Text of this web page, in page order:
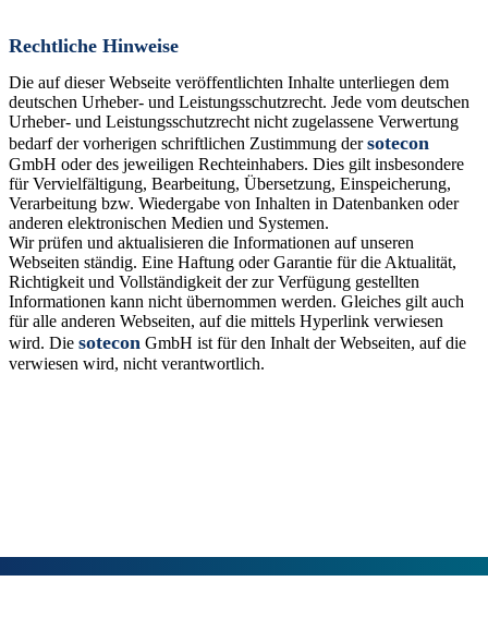
Rechtliche Hinweise
Die auf dieser Webseite veröffentlichten Inhalte unterliegen dem
deutschen Urheber- und Leistungsschutzrecht. Jede vom deutschen
Urheber- und Leistungsschutzrecht nicht zugelassene Verwertung
bedarf der vorherigen schriftlichen Zustimmung dersotecon
GmbH oder des jeweiligen Rechteinhabers. Dies gilt insbesondere
für Vervielfältigung, Bearbeitung, Übersetzung, Einspeicherung,
Verarbeitung bzw. Wiedergabe von Inhalten in Datenbanken oder
anderen elektronischen Medien und Systemen.
Wir prüfen und aktualisieren die Informationen auf unseren
Webseiten ständig. Eine Haftung oder Garantie für die Aktualität,
Richtigkeit und Vollständigkeit der zur Verfügung gestellten
Informationen kann nicht übernommen werden. Gleiches gilt auch
für alle anderen Webseiten, auf die mittels Hyperlink verwiesen
wird. Die sotecon GmbH ist für den Inhalt der Webseiten, auf die
verwiesen wird, nicht verantwortlich.